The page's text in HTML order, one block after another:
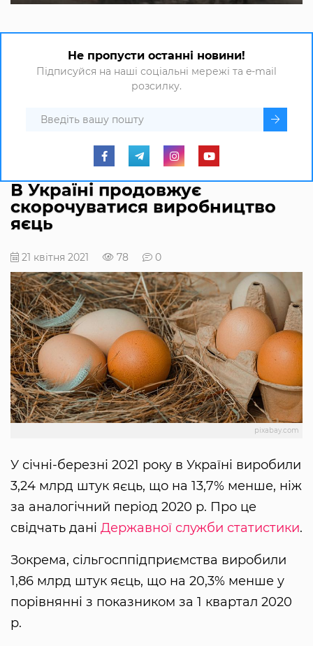
Не пропусти останні новини!
Підписуйся на наші соціальні мережі та e-mail
розсилку.
В Україні продовжує
скорочуватися виробництво
яєць
21 квітня 2021 78 0
pixabay.com
У січні-березні 2021 року в Україні виробили
3,24 млрд штук яєць, що на 13,7% менше, ніж
за аналогічний період 2020 р. Про це
свідчать дані Державної служби статистики.
Зокрема, сільгосппідприємства виробили
1,86 млрд штук яєць, що на 20,3% менше у
порівнянні з показником за 1 квартал 2020
р.